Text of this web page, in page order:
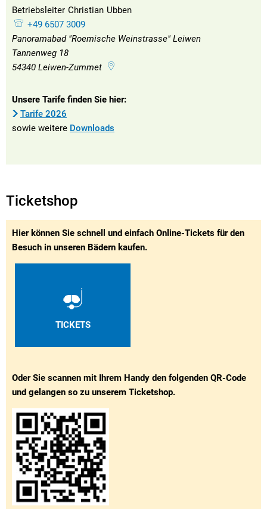
Betriebsleiter Christian Ubben
+49 6507 3009
Panoramabad "Roemische Weinstrasse" Leiwen
Tannenweg 18
54340 Leiwen-Zummet
Unsere Tarife finden Sie hier:
Tarife 2026
sowie weitere Downloads
Ticketshop
Hier können Sie schnell und einfach Online-Tickets für den
Besuch in unseren Bädern kaufen.
TICKETS
Oder Sie scannen mit Ihrem Handy den folgenden QR-Code
und gelangen so zu unserem Ticketshop.